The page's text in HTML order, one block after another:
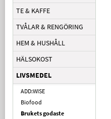
TE & KAFFE
TVÅLAR & RENGÖRING
HEM & HUSHÅLL
HÄLSOKOST
LIVSMEDEL
ADD:WISE
Biofood
Brukets godaste